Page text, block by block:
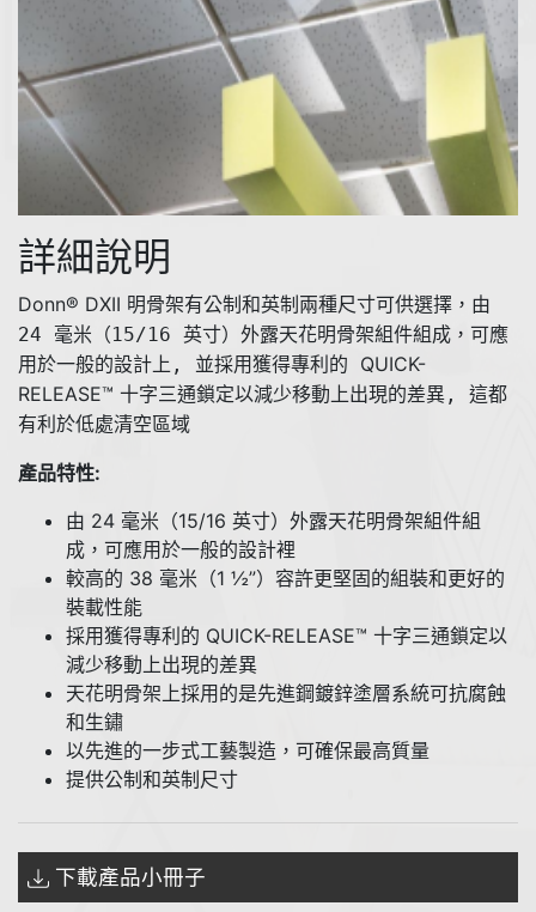
詳細說明
Donn® DXII 明骨架有公制和英制兩種尺寸可供選擇，由
24 毫米（15/16 英寸）外露天花明骨架組件組成，可應
用於一般的設計上, 並採用獲得專利的 QUICK-
RELEASE™ 十字三通鎖定以減少移動上出現的差異, 這都
有利於低處清空區域
產品特性:
由 24 毫米（15/16 英寸）外露天花明骨架組件組
成，可應用於一般的設計裡
較高的 38 毫米（1 ½”）容許更堅固的組裝和更好的
裝載性能
採用獲得專利的 QUICK-RELEASE™ 十字三通鎖定以
減少移動上出現的差異
天花明骨架上採用的是先進鋼鍍鋅塗層系統可抗腐蝕
和生鏽
以先進的一步式工藝製造，可確保最高質量
提供公制和英制尺寸
下載產品小冊子